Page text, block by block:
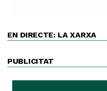
EN DIRECTE: LA XARXA
PUBLICITAT